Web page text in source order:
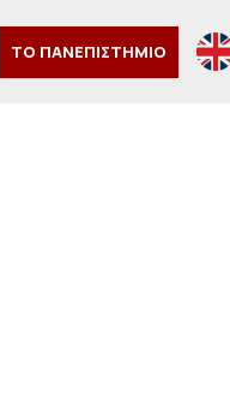
ΤΟ ΠΑΝΕΠΙΣΤΗΜΙΟ